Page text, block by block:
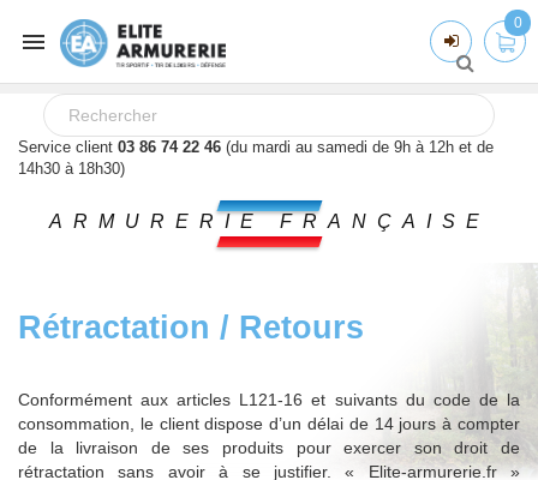

0
Service client 03 86 74 22 46 (du mardi au samedi de 9h à 12h et de
14h30 à 18h30)
ARMURERIE FRANÇAISE
Rétractation / Retours
Conformément aux articles L121-16 et suivants du code de la
consommation, le client dispose d’un délai de 14 jours à compter
de la livraison de ses produits pour exercer son droit de
rétractation sans avoir à se justifier. « Elite-armurerie.fr »